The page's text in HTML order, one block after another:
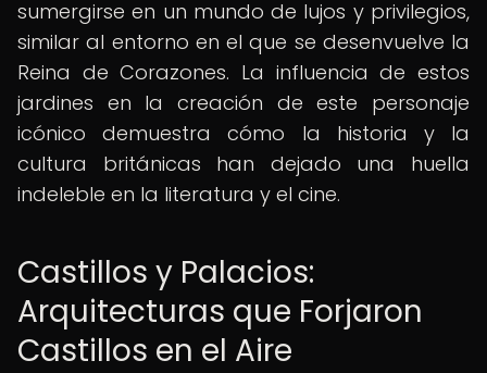
sumergirse en un mundo de lujos y privilegios,
similar al entorno en el que se desenvuelve la
Reina de Corazones. La influencia de estos
jardines en la creación de este personaje
icónico demuestra cómo la historia y la
cultura británicas han dejado una huella
indeleble en la literatura y el cine.
Castillos y Palacios:
Arquitecturas que Forjaron
Castillos en el Aire